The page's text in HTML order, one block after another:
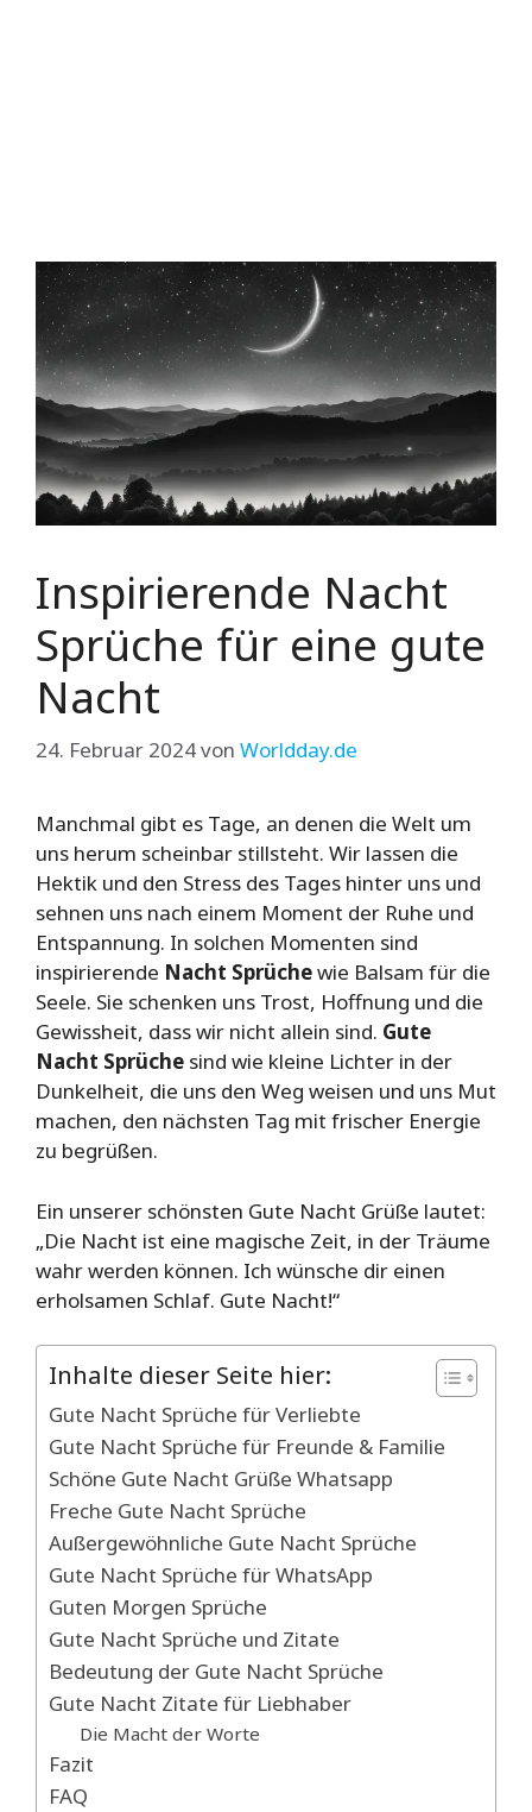
Inspirierende Nacht
Sprüche für eine gute
Nacht
24. Februar 2024von Worldday.de
Manchmal gibt es Tage, an denen die Welt um
uns herum scheinbar stillsteht. Wir lassen die
Hektik und den Stress des Tages hinter uns und
sehnen uns nach einem Moment der Ruhe und
Entspannung. In solchen Momenten sind
inspirierende Nacht Sprüchewie Balsam für die
Seele. Sie schenken uns Trost, Hoffnung und die
Gewissheit, dass wir nicht allein sind. Gute
Nacht Sprüche sind wie kleine Lichter in der
Dunkelheit, die uns den Weg weisen und uns Mut
machen, den nächsten Tag mit frischer Energie
zu begrüßen.
Ein unserer schönsten Gute Nacht Grüße lautet:
„Die Nacht ist eine magische Zeit, in der Träume
wahr werden können. Ich wünsche dir einen
erholsamen Schlaf. Gute Nacht!“
Inhalte dieser Seite hier:
Gute Nacht Sprüche für Verliebte
Gute Nacht Sprüche für Freunde & Familie
Schöne Gute Nacht Grüße Whatsapp
Freche Gute Nacht Sprüche
Außergewöhnliche Gute Nacht Sprüche
Gute Nacht Sprüche für WhatsApp
Guten Morgen Sprüche
Gute Nacht Sprüche und Zitate
Bedeutung der Gute Nacht Sprüche
Gute Nacht Zitate für Liebhaber
Die Macht der Worte
Fazit
FAQ